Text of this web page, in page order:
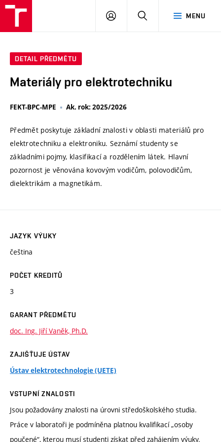
MENU
PŘIHLÁSIT
DETAIL PŘEDMĚTU
Materiály pro elektrotechniku
FEKT-BPC-MPE Ak. rok: 2025/2026
Předmět poskytuje základní znalosti v oblasti materiálů pro
elektrotechniku a elektroniku. Seznámí studenty se
základními pojmy, klasifikací a rozdělením látek. Hlavní
pozornost je věnována kovovým vodičům, polovodičům,
dielektrikám a magnetikám.
JAZYK VÝUKY
čeština
POČET KREDITŮ
3
GARANT PŘEDMĚTU
doc. Ing. Jiří Vaněk, Ph.D.
ZAJIŠŤUJE ÚSTAV
Ústav elektrotechnologie (UETE)
VSTUPNÍ ZNALOSTI
Jsou požadovány znalosti na úrovni středoškolského studia.
Práce v laboratoři je podmíněna platnou kvalifikací „osoby
poučené“, kterou musí studenti získat před zahájením výuky.